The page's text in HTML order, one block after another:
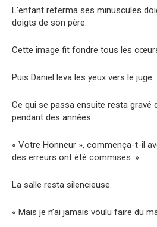
L’enfant referma ses minuscules
doigts de son père.
Cette image fit fondre tous les
Puis Daniel leva les yeux vers le juge.
Ce qui se passa ensuite resta gravé
pendant des années.
« Votre Honneur », commença-t-il
des erreurs ont été commises. »
La salle resta silencieuse.
« Mais je n’ai jamais voulu faire du